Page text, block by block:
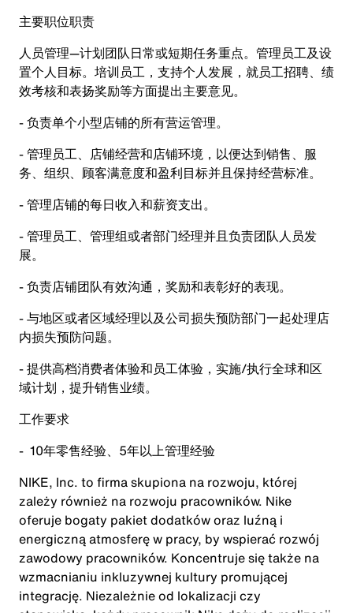
主要职位职责
人员管理—计划团队日常或短期任务重点。管理员工及设
置个人目标。培训员工，支持个人发展，就员工招聘、绩
效考核和表扬奖励等方面提出主要意见。
- 负责单个小型店铺的所有营运管理。
- 管理员工、店铺经营和店铺环境，以便达到销售、服
务、组织、顾客满意度和盈利目标并且保持经营标准。
- 管理店铺的每日收入和薪资支出。
- 管理员工、管理组或者部门经理并且负责团队人员发
展。
- 负责店铺团队有效沟通，奖励和表彰好的表现。
- 与地区或者区域经理以及公司损失预防部门一起处理店
内损失预防问题。
- 提供高档消费者体验和员工体验，实施/执行全球和区
域计划，提升销售业绩。
工作要求
- 10年零售经验、5年以上管理经验
NIKE, Inc. to firma skupiona na rozwoju, której
zależy również na rozwoju pracowników. Nike
oferuje bogaty pakiet dodatków oraz luźną i
energiczną atmosferę w pracy, by wspierać rozwój
zawodowy pracowników. Koncentruje się także na
wzmacnianiu inkluzywnej kultury promującej
integrację. Niezależnie od lokalizacji czy